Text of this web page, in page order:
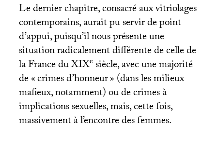
Le dernier chapitre, consacré aux vitriolages
contemporains, aurait pu servir de point
d’appui, puisqu’il nous présente une
situation radicalement différente de celle de
la France duXIXesiècle, avec une majorité
de «crimes d’honneur» (dans les milieux
mafieux, notamment) ou de crimes à
implications sexuelles, mais, cette fois,
massivement à l’encontre des femmes.